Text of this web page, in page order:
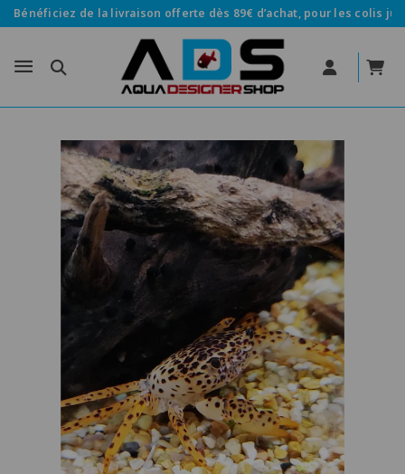
Bénéficiez de la livraison offerte dès 89€ d’achat, pour les colis